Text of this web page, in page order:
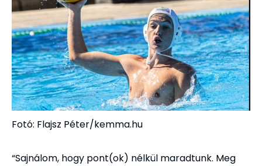
Fotó: Flajsz Péter/kemma.hu
“Sajnálom, hogy pont(ok) nélkül maradtunk. Meg